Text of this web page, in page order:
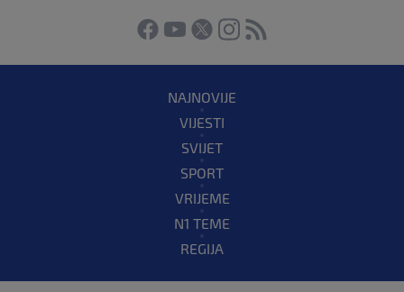
NAJNOVIJE
VIJESTI
SVIJET
SPORT
VRIJEME
N1 TEME
REGIJA